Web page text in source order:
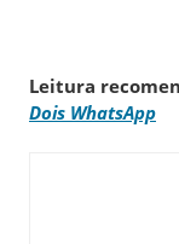
Leitura
Dois WhatsApp